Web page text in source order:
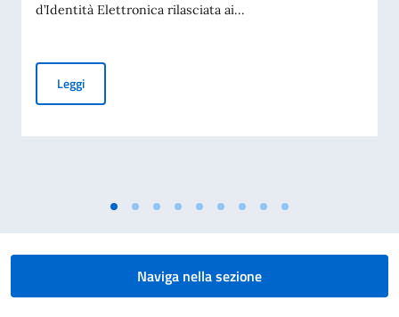
d’Identità Elettronica rilasciata ai...
LeggiCarte d’identità elettroniche: validità illimitata delle CIE
Naviga nella sezione